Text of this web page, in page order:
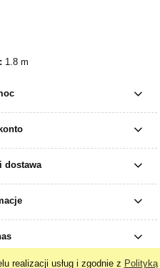
realizacji usług i zgodnie z Polityką
1.8 m
dostawa